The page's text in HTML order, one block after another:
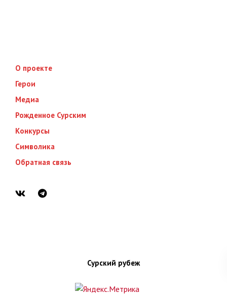
О проекте
Герои
Медиа
Рожденное Сурским
Конкурсы
Символика
Обратная связь
Сурский рубеж